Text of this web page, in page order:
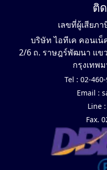
ติ
เลขที่ผู้เสียภ
บริษัท ไอทีเค คอนเ
2/6 ถ. ราษฎร์พัฒนา แข
กรุงเทพ
Tel : 02-
Email :
Line :
Fax.